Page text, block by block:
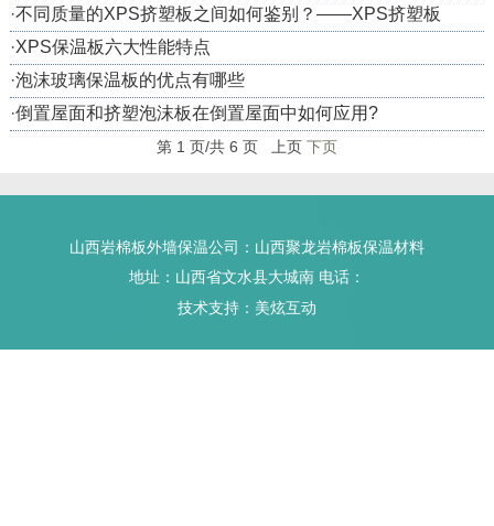
·不同质量的XPS挤塑板之间如何鉴别？——XPS挤塑板
·XPS保温板六大性能特点
·泡沫玻璃保温板的优点有哪些
·倒置屋面和挤塑泡沫板在倒置屋面中如何应用?
第 1 页/共 6 页 上页 下页
山西岩棉板外墙保温公司： 山西聚龙岩棉板保温材料
地址：山西省文水县大城南 电话：
技术支持：美炫互动